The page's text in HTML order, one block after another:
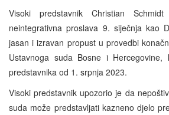
Visoki predstavnik Christian
neintegrativna proslava 9. siječnja kao
jasan i izravan propust u provedbi
Ustavnoga suda Bosne i
predstavnika od 1. srpnja 2023.
Visoki predstavnik upozorio je da
suda može predstavljati kazneno djelo